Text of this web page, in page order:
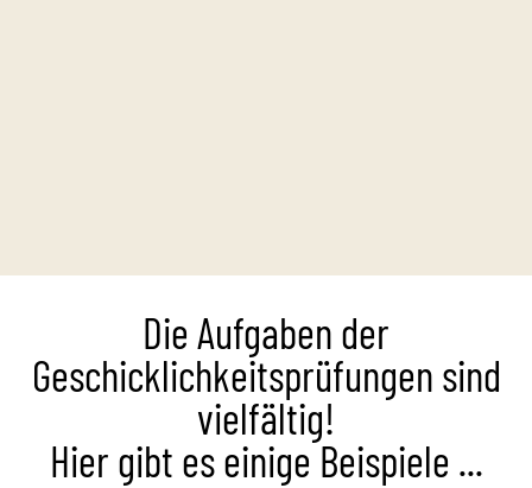
Die Aufgaben der
Geschicklichkeitsprüfungen sind
vielfältig!
Hier gibt es einige Beispiele ...